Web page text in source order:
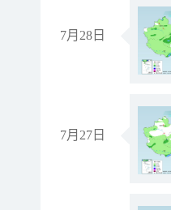
7月28日
7月27日